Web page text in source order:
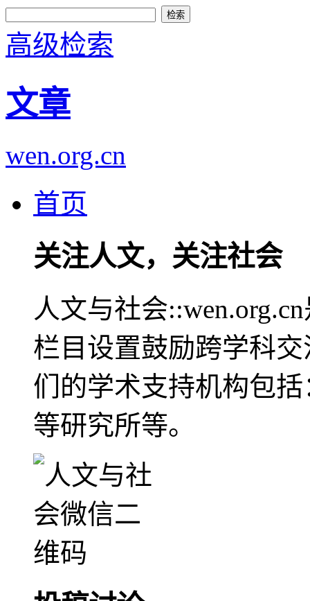
高级检索
文章
wen.org.cn
首页
关注人文，关注社会
人文与社会
栏目设置鼓励跨学科
们的学术支持机构包
等研究所等。